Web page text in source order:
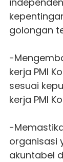
golongan
-
kerja PMI
sesuai
kerja PMI
-
organisasi
akuntabel